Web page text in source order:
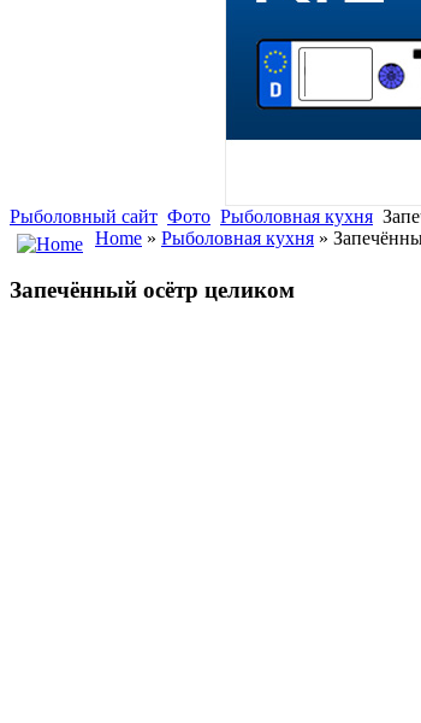
Рыболовный сайт Фото Рыболовная кухня
Home » Рыболовная кухня »
Запечённый осётр целиком